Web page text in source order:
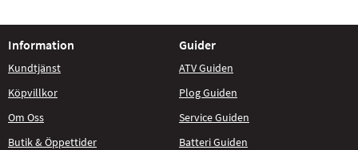
Information
Kundtjänst
Köpvillkor
Om Oss
Butik & Öppettider
Guider
ATV Guiden
Plog Guiden
Service Guiden
Batteri Guiden